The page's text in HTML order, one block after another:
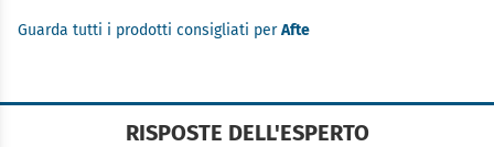
Guarda tutti i prodotti consigliati perAfte
RISPOSTE DELL'ESPERTO